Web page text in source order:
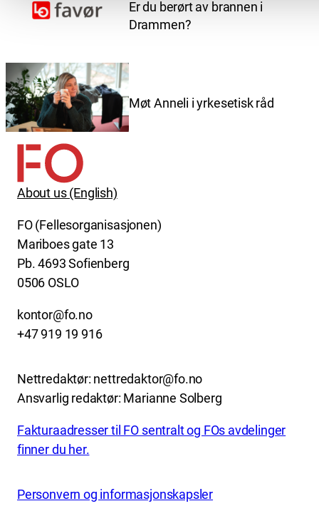
Er du berørt av brannen i
Drammen?
Møt Anneli i yrkesetisk råd
About us (English)
FO (Fellesorganisasjonen)
Mariboes gate 13
Pb. 4693 Sofienberg
0506 OSLO
kontor@fo.no
+47 919 19 916
Nettredaktør: nettredaktor@fo.no
Ansvarlig redaktør: Marianne Solberg
Fakturaadresser til FO sentralt og FOs avdelinger
finner du her.
Personvern og informasjonskapsler